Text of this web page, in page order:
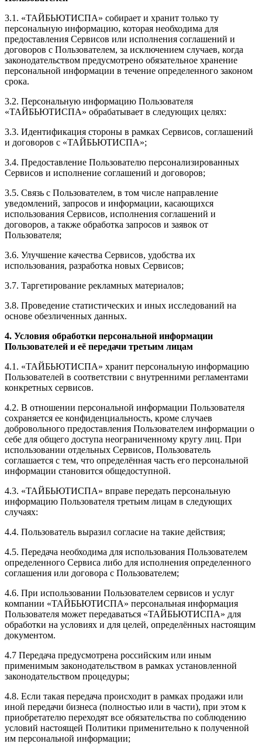
3.1. «ТАЙБЬЮТИСПА» собирает и хранит только ту
персональную информацию, которая необходима для
предоставления Сервисов или исполнения соглашений и
договоров с Пользователем, за исключением случаев, когда
законодательством предусмотрено обязательное хранение
персональной информации в течение определенного законом
срока.
3.2. Персональную информацию Пользователя
«ТАЙБЬЮТИСПА» обрабатывает в следующих целях:
3.3. Идентификация стороны в рамках Сервисов, соглашений
и договоров с «ТАЙБЬЮТИСПА»;
3.4. Предоставление Пользователю персонализированных
Сервисов и исполнение соглашений и договоров;
3.5. Связь с Пользователем, в том числе направление
уведомлений, запросов и информации, касающихся
использования Сервисов, исполнения соглашений и
договоров, а также обработка запросов и заявок от
Пользователя;
3.6. Улучшение качества Сервисов, удобства их
использования, разработка новых Сервисов;
3.7. Таргетирование рекламных материалов;
3.8. Проведение статистических и иных исследований на
основе обезличенных данных.
4. Условия обработки персональной информации
Пользователей и её передачи третьим лицам
4.1. «ТАЙБЬЮТИСПА» хранит персональную информацию
Пользователей в соответствии с внутренними регламентами
конкретных сервисов.
4.2. В отношении персональной информации Пользователя
сохраняется ее конфиденциальность, кроме случаев
добровольного предоставления Пользователем информации о
себе для общего доступа неограниченному кругу лиц. При
использовании отдельных Сервисов, Пользователь
соглашается с тем, что определённая часть его персональной
информации становится общедоступной.
4.3. «ТАЙБЬЮТИСПА» вправе передать персональную
информацию Пользователя третьим лицам в следующих
случаях:
4.4. Пользователь выразил согласие на такие действия;
4.5. Передача необходима для использования Пользователем
определенного Сервиса либо для исполнения определенного
соглашения или договора с Пользователем;
4.6. При использовании Пользователем сервисов и услуг
компании «ТАЙБЬЮТИСПА» персональная информация
Пользователя может передаваться «ТАЙБЬЮТИСПА» для
обработки на условиях и для целей, определённых настоящим
документом.
4.7 Передача предусмотрена российским или иным
применимым законодательством в рамках установленной
законодательством процедуры;
4.8. Если такая передача происходит в рамках продажи или
иной передачи бизнеса (полностью или в части), при этом к
приобретателю переходят все обязательства по соблюдению
условий настоящей Политики применительно к полученной
им персональной информации;